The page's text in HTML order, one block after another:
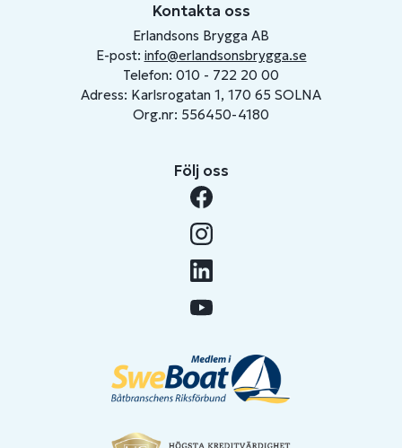
Kontakta oss
Erlandsons Brygga AB
E-post: info@erlandsonsbrygga.se
Telefon: 010 - 722 20 00
Adress: Karlsrogatan 1, 170 65 SOLNA
Org.nr: 556450-4180
Följ oss